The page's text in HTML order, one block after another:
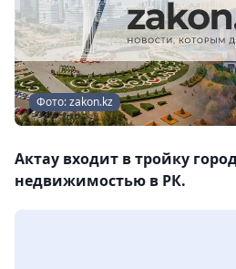
Фото: zakon.kz
Актау входит в тройку
недвижимостью в РК.